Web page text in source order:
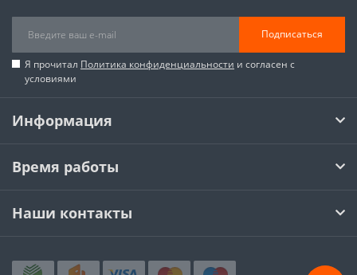
Подписаться
Я прочитал Политика конфиденциальности и согласен с
условиями
Информация
Время работы
Наши контакты